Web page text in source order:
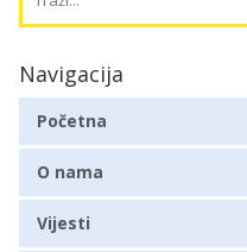
Navigacija
Početna
O nama
Vijesti